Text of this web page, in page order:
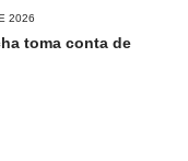
2026
toma conta de